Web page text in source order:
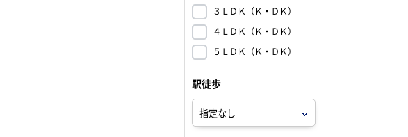
３ＬＤＫ（Ｋ・ＤＫ）
４ＬＤＫ（Ｋ・ＤＫ）
５ＬＤＫ（Ｋ・ＤＫ）
駅徒歩